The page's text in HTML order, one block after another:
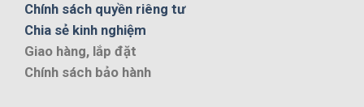
Chính sách quyền riêng tư
Chia sẻ kinh nghiệm
Giao hàng, lắp đặt
Chính sách bảo hành